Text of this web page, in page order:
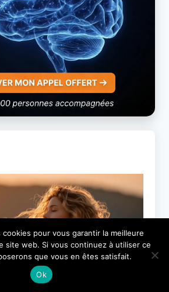
pour vous garantir la meilleure
site web. Si vous continuez à utiliser ce
que vous en êtes satisfait.
Ok